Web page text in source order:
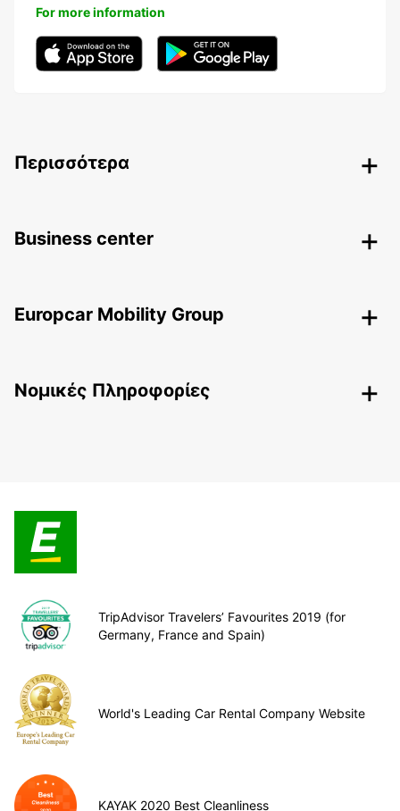
For more information
Περισσότερα
Business center
Europcar Mobility Group
Nομικές Πληροφορίες
TripAdvisor Travelers’ Favourites 2019 (for
Germany, France and Spain)
World's Leading Car Rental Company Website
KAYAK 2020 Best Cleanliness